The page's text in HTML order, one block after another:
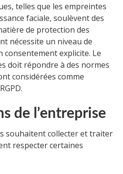
telles que les empreintes
faciale, soulèvent des
de protection des
nécessite un niveau de
explicite. Le
doit répondre à des normes
considérées comme
de l’entreprise
souhaitent collecter et traiter
respecter certaines